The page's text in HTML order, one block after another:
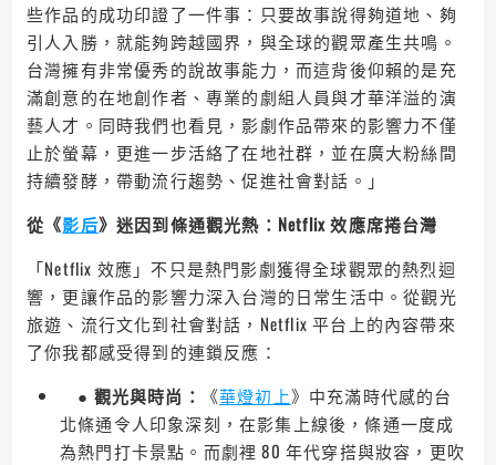
些作品的成功印證了一件事：只要故事說得夠道地、夠
引人入勝，就能夠跨越國界，與全球的觀眾產生共鳴。
台灣擁有非常優秀的說故事能力，而這背後仰賴的是充
滿創意的在地創作者、專業的劇組人員與才華洋溢的演
藝人才。同時我們也看見，影劇作品帶來的影響力不僅
止於螢幕，更進一步活絡了在地社群，並在廣大粉絲間
持續發酵，帶動流行趨勢、促進社會對話。」
從《影后》迷因到條通觀光熱： Netflix效應席捲台灣
「Netflix 效應」不只是熱門影劇獲得全球觀眾的熱烈迴
響，更讓作品的影響力深入台灣的日常生活中。從觀光
旅遊、流行文化到社會對話，Netflix 平台上的內容帶來
了你我都感受得到的連鎖反應：
● 觀光與時尚： 《華燈初上》中充滿時代感的台
北條通令人印象深刻，在影集上線後，條通一度成
為熱門打卡景點。而劇裡 80 年代穿搭與妝容，更吹